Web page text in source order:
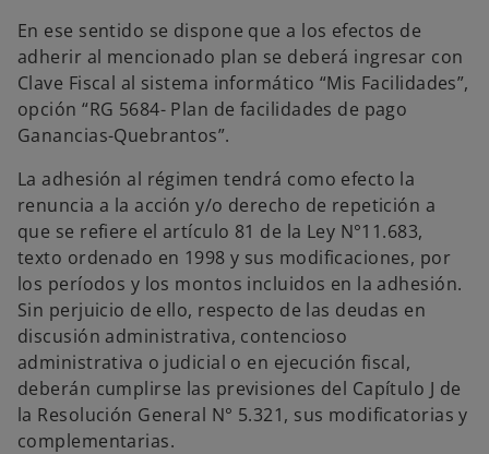
En ese sentido se dispone que a los efectos de
adherir al mencionado plan se deberá ingresar con
Clave Fiscal al sistema informático “Mis Facilidades”,
opción “RG 5684- Plan de facilidades de pago
Ganancias-Quebrantos”.
La adhesión al régimen tendrá como efecto la
renuncia a la acción y/o derecho de repetición a
que se refiere el artículo 81 de la Ley N°11.683,
texto ordenado en 1998 y sus modificaciones, por
los períodos y los montos incluidos en la adhesión.
Sin perjuicio de ello, respecto de las deudas en
discusión administrativa, contencioso
administrativa o judicial o en ejecución fiscal,
deberán cumplirse las previsiones del Capítulo J de
la Resolución General N° 5.321, sus modificatorias y
complementarias.